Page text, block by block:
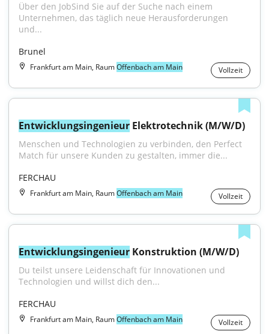
Über den JobSind Sie auf der Suche nach einem
Unternehmen, das täglich neue Herausforderungen
und...
Brunel
Frankfurt am Main, RaumOffenbach am Main Vollzeit
Entwicklungsingenieur Elektrotechnik (M/W/D)
Menschen und Technologien zu verbinden, den Perfect
Match für unsere Kunden zu gestalten, immer die...
FERCHAU
Frankfurt am Main, RaumOffenbach am Main Vollzeit
Entwicklungsingenieur Konstruktion (M/W/D)
Du teilst unsere Leidenschaft für Innovationen und
Technologien und willst dich den...
FERCHAU
Frankfurt am Main, RaumOffenbach am Main Vollzeit